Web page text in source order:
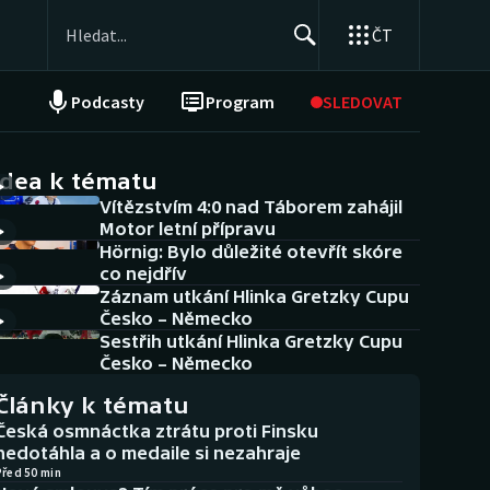
ČT
Podcasty Program SLEDOVAT
NEPŘEHLÉDNĚTE
Historické návraty
Aplikace ČT sport
AZ kvíz
k tématu
Vítězstvím 4:0 nad Táborem zahájil
Motor letní přípravu
Hörnig: Bylo důležité otevřít skóre
co nejdřív
Záznam utkání Hlinka Gretzky Cupu
Česko – Německo
Sestřih utkání Hlinka Gretzky Cupu
Česko – Německo
k tématu
osmnáctka ztrátu proti Finsku
a o medaile si nezahraje
50 min